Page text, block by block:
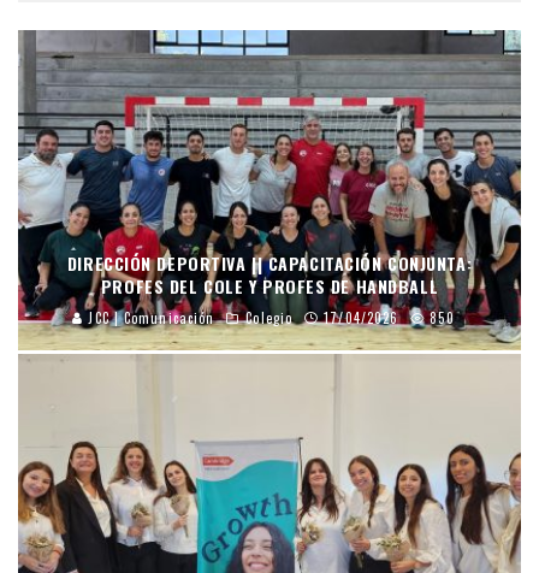
DIRECCIÓN DEPORTIVA || CAPACITACIÓN CONJUNTA:
PROFES DEL COLE Y PROFES DE HANDBALL
JCC | Comunicación Colegio 17/04/2026 850